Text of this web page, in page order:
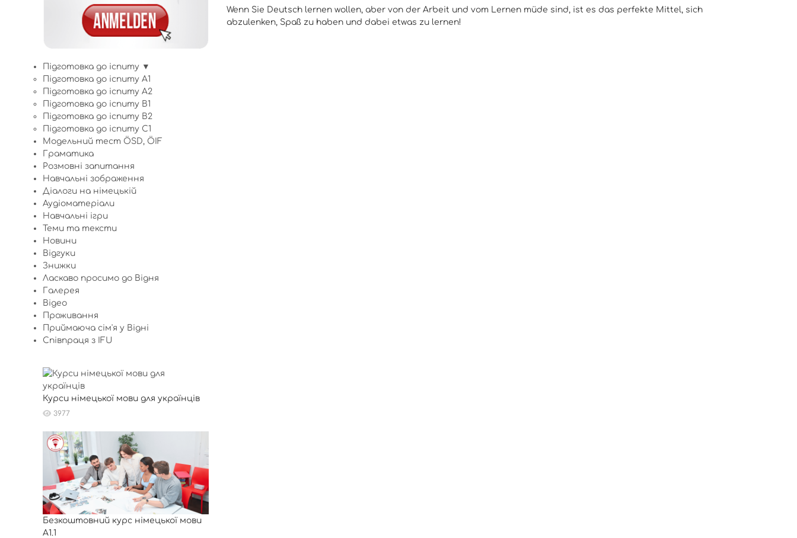
Підготовка до іспиту ▼
Підготовка до іспиту A1
Підготовка до іспиту A2
Підготовка до іспиту B1
Підготовка до іспиту B2
Підготовка до іспиту C1
Модельний тест ÖSD, ÖIF
Граматика
Розмовні запитання
Навчальні зображення
Діалоги на німецькій
Аудіоматеріали
Навчальні ігри
Теми та тексти
Новини
Відгуки
Знижки
Ласкаво просимо до Відня
Галерея
Відео
Проживання
Приймаюча сім'я у Відні
Співпраця з IFU
Курси німецької мови для українців
3977
Безкоштовний курс німецької мови
A1.1
Wenn Sie Deutsch lernen wollen, aber von der Arbeit und vom Lernen müde sind, ist es das perfekte Mittel, sich
abzulenken, Spaß zu haben und dabei etwas zu lernen!